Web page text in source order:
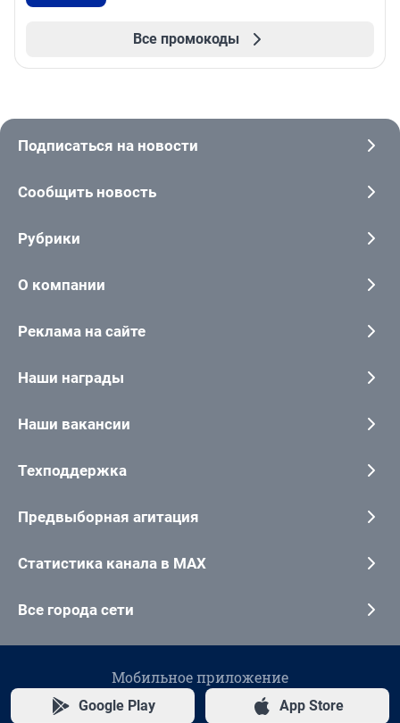
Все промокоды
Подписаться на новости
Сообщить новость
Рубрики
О компании
Реклама на сайте
Наши награды
Наши вакансии
Техподдержка
Предвыборная агитация
Статистика канала в MAX
Все города сети
Мобильное приложение
Google Play App Store